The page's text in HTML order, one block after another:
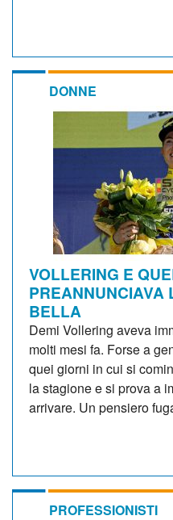
DONNE
VOLLERING E
PREANNUNCIAVA
BELLA
Demi Vollering aveva
molti mesi fa. Forse a
quei giorni in cui si
la stagione e si prova a
arrivare. Un pensiero
PROFESSIONISTI